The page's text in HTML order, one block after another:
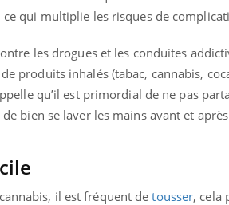
qui multiplie les risques de
les drogues et les conduites
produits inhalés (tabac, cannabis,
qu’il est primordial de ne pas
bien se laver les mains avant et
il est fréquent detousser, cela